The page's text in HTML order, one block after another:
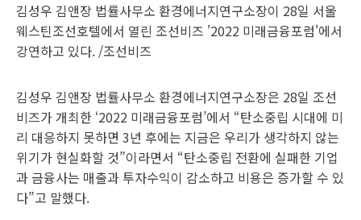
김성우 김앤장 법률사무소 환경에너지연구소장이 28일 서울
웨스틴조선호텔에서 열린 조선비즈 '2022 미래금융포럼'에서
강연하고 있다. /조선비즈
김성우 김앤장 법률사무소 환경에너지연구소장은 28일 조선
비즈가 개최한 ‘2022 미래금융포럼’에서 “탄소중립 시대에 미
리 대응하지 못하면 3년 후에는 지금은 우리가 생각하지 않는
위기가 현실화할 것”이라면서 “탄소중립 전환에 실패한 기업
과 금융사는 매출과 투자수익이 감소하고 비용은 증가할 수 있
다”고 말했다.